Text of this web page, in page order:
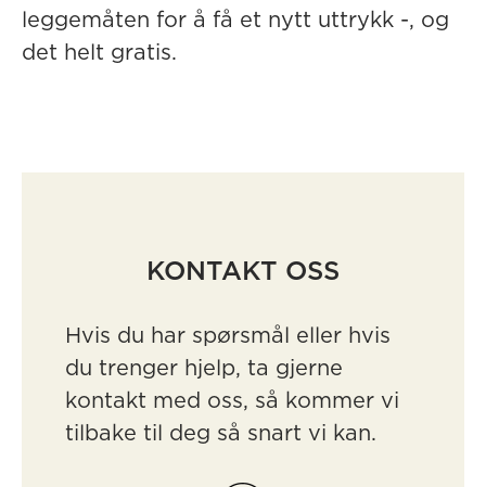
leggemåten for å få et nytt uttrykk -, og
det helt gratis.
KONTAKT OSS
Hvis du har spørsmål eller hvis
du trenger hjelp, ta gjerne
kontakt med oss, så kommer vi
tilbake til deg så snart vi kan.